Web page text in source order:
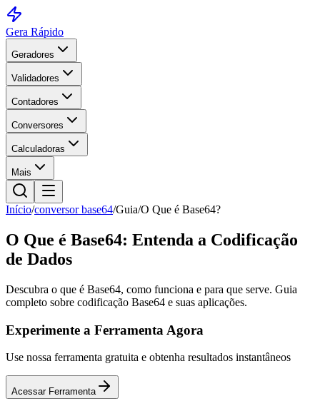
Gera Rápido
Geradores
Validadores
Contadores
Conversores
Calculadoras
Mais
Início/conversor base64/Guia/O Que é Base64?
O Que é Base64: Entenda a Codificação
de Dados
Descubra o que é Base64, como funciona e para que serve. Guia
completo sobre codificação Base64 e suas aplicações.
Experimente a Ferramenta Agora
Use nossa ferramenta gratuita e obtenha resultados instantâneos
Acessar Ferramenta